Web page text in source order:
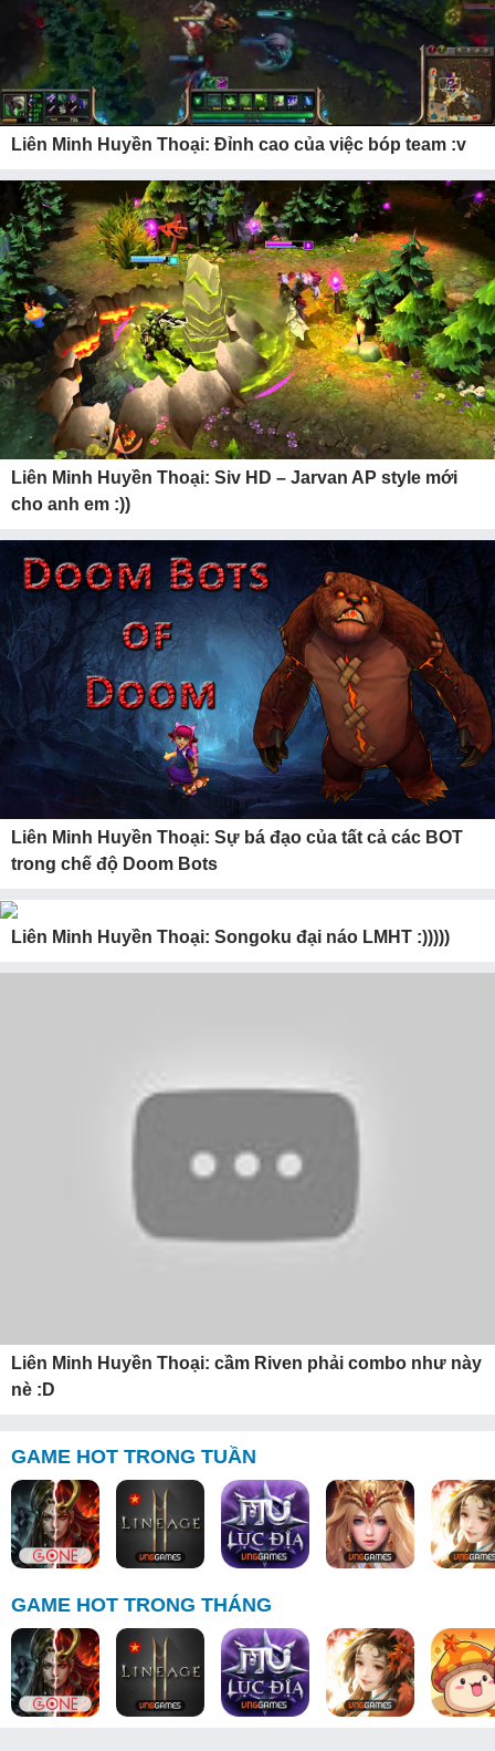
Liên Minh Huyền Thoại: Đỉnh cao của việc bóp team :v
Liên Minh Huyền Thoại: Siv HD – Jarvan AP style mới
cho anh em :))
Liên Minh Huyền Thoại: Sự bá đạo của tất cả các BOT
trong chế độ Doom Bots
Liên Minh Huyền Thoại: Songoku đại náo LMHT :)))))
Liên Minh Huyền Thoại: cầm Riven phải combo như này
nè :D
GAME HOT TRONG TUẦN
GAME HOT TRONG THÁNG